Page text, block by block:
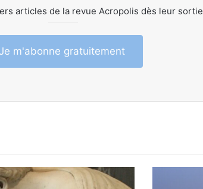
articles de la revue Acropolis dès leur sortie
Je m'abonne gratuitement